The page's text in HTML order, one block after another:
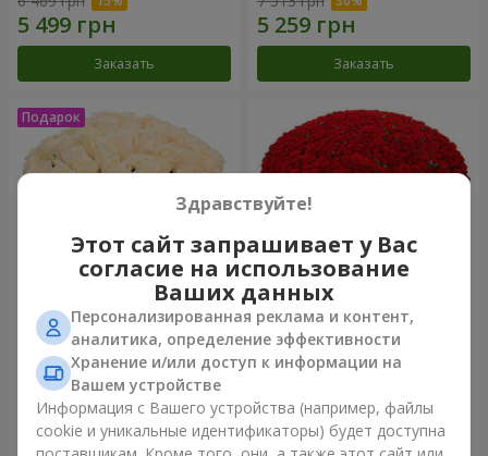
Заказать Заказать
Букет "Очей очарованье"
4 199 грн
Заказать
1000 роз!
Заказать
Здравствуйте!
Этот сайт запрашивает у Вас
согласие на использование
Ваших данных
Персонализированная реклама и контент,
аналитика, определение эффективности
Хранение и/или доступ к информации на
Вашем устройстве
Информация с Вашего устройства (например, файлы
cookie и уникальные идентификаторы) будет доступна